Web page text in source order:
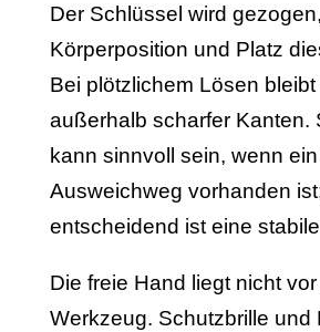
Der Schlüssel wird
Körperposition und Platz
Bei plötzlichem Lösen bleibt
außerhalb scharfer Kanten.
kann sinnvoll sein, wenn
Ausweichweg vorhanden
entscheidend ist eine
Die freie Hand liegt nicht
Werkzeug. Schutzbrille und